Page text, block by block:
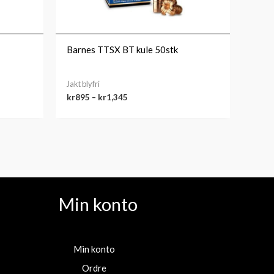
Barnes TTSX BT kule 50stk
Jakt blyfri
kr895 – kr1,345
Min konto
Min konto
Ordre